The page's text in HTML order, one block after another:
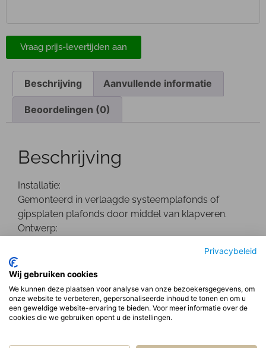
Privacybeleid
Wij gebruiken cookies
We kunnen deze plaatsen voor analyse van onze bezoekersgegevens, om
onze website te verbeteren, gepersonaliseerde inhoud te tonen en om u
een geweldige website-ervaring te bieden. Voor meer informatie over de
cookies die we gebruiken opent u de instellingen.
Vraag prijs-levertijden aan
Beschrijving Aanvullende informatie
Beoordelingen (0)
Beschrijving
Installatie:
Gemonteerd in verlaagde systeemplafonds of
gipsplaten plafonds door middel van klapveren.
Ontwerp:
Optisch:
Opaal PMMA afscherming.